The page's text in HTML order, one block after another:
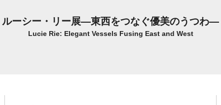
ルーシー・リー展―東西をつなぐ優美のうつわ―
Lucie Rie: Elegant Vessels Fusing East and West